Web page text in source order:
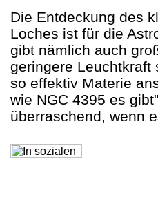
Die Entdeckung des
Loches ist für die
gibt nämlich auch
geringere Leuchtkraft
so effektiv Materie
wie NGC 4395 es
überraschend, wenn